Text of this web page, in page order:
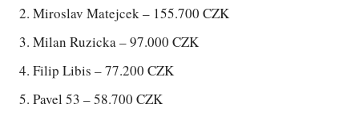
Miroslav Matejcek – 155.700 CZK
Milan Ruzicka – 97.000 CZK
Filip Libis – 77.200 CZK
Pavel 53 – 58.700 CZK